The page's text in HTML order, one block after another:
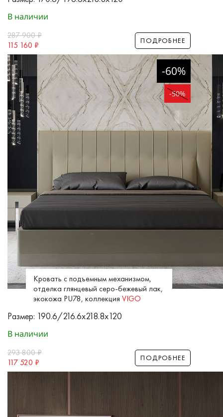
В наличии
287 900₽
115 160 ₽ ПОДРОБНЕЕ
-60%
-50%
Кровать с подъемным механизмом,
отделка глянцевый серо-бежевый лак,
экокожа PU78, коллекция VIGO
Размер: 190.6/216.6x218.8x120
В наличии
293 800₽
117 520 ₽ ПОДРОБНЕЕ